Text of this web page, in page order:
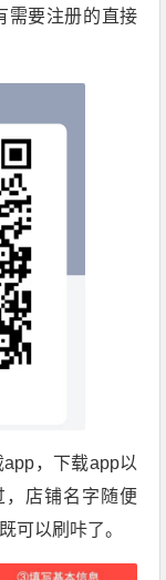
需要注册的直接
，下载app以
店铺名字随便
既可以刷咔了。